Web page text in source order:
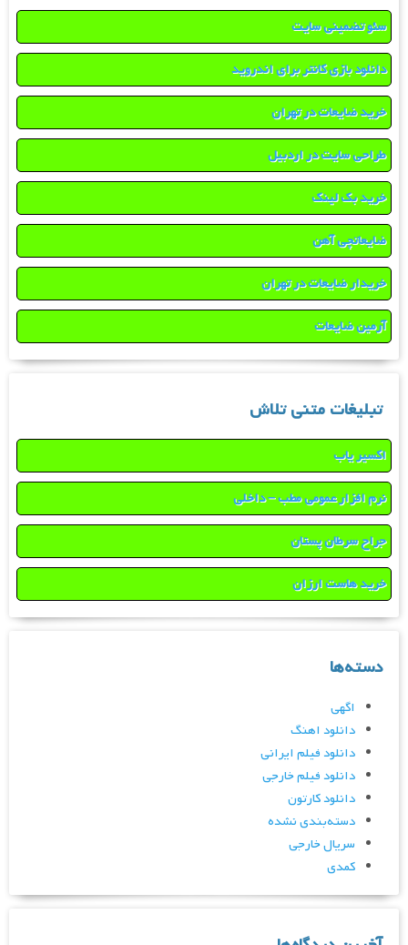
سئو تضمینی سایت
دانلود بازی کانتر برای اندروید
خرید ضایعات در تهران
طراحی سایت در اردبیل
خرید بک لینک
ضایعاتچی آهن
خریدار ضایعات در تهران
آرمین ضایعات
تبلیغات متنی تلاش
اکسیر یاب
نرم افزار عمومی مطب – داخلی
جراح سرطان پستان
خرید هاست ارزان
دسته‌ها
اگهی
دانلود اهنگ
دانلود فیلم ایرانی
دانلود فیلم خارجی
دانلود کارتون
دسته‌بندی نشده
سریال خارجی
کمدی